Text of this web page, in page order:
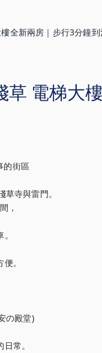
全新兩房｜步行3分鐘
電梯大
的街區
寺與雷門。
，
。
の殿堂)
常。